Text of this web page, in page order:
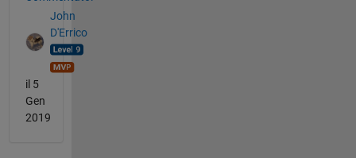
John
D'Errico
il 5
Gen
2019